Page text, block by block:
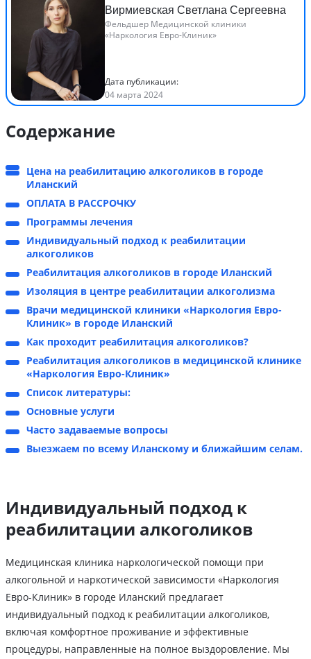
Вирмиевская Светлана Сергеевна
Фельдшер Медицинской клиники
«Наркология Евро-Клиник»
Дата публикации:
04 марта 2024
Содержание
Цена на реабилитацию алкоголиков в городе
Иланский
ОПЛАТА В РАССРОЧКУ
Программы лечения
Индивидуальный подход к реабилитации
алкоголиков
Реабилитация алкоголиков в городе Иланский
Изоляция в центре реабилитации алкоголизма
Врачи медицинской клиники «Наркология Евро-
Клиник» в городе Иланский
Как проходит реабилитация алкоголиков?
Реабилитация алкоголиков в медицинской клинике
«Наркология Евро-Клиник»
Список литературы:
Основные услуги
Часто задаваемые вопросы
Выезжаем по всему Иланскому и ближайшим селам.
Индивидуальный подход к
реабилитации алкоголиков
Медицинская клиника наркологической помощи при
алкогольной и наркотической зависимости «Наркология
Евро-Клиник» в городе Иланский предлагает
индивидуальный подход к реабилитации алкоголиков,
включая комфортное проживание и эффективные
процедуры, направленные на полное выздоровление. Мы